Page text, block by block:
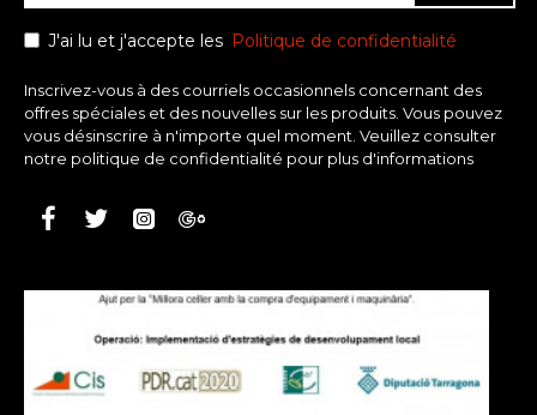
J'ai lu et j'accepte les Politique de confidentialité
Inscrivez-vous à des courriels occasionnels concernant des
offres spéciales et des nouvelles sur les produits. Vous pouvez
vous désinscrire à n'importe quel moment. Veuillez consulter
notre politique de confidentialité pour plus d'informations